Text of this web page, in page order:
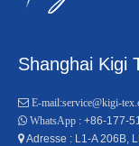
Shanghai Kigi
 E-mail:service@kigi-
 WhatsApp : +86-177-
Adresse : L1-A 206B,